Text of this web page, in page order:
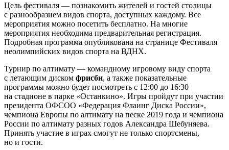
Цель фестиваля — познакомить жителей и гостей столицы
с разнообразием видов спорта, доступных каждому. Все
мероприятия можно посетить бесплатно. На многие
мероприятия необходима предварительная регистрация.
Подробная программа опубликована на странице Фестиваля
неолимпийских видов спорта на ВДНХ.
Турнир по алтимату — командному игровому виду спорта
с летающим диском фрисби, а также показательные
программы можно будет посмотреть с 12:00 до 16:30
на стадионе в парке «Останкино». Игры пройдут при участии
президента ОФСОО «Федерация Флаинг Диска России»,
чемпиона Европы по алтимату на песке 2019 года и чемпиона
России по алтимату разных годов Александра Шебуняева.
Принять участие в играх смогут не только спортсмены,
но и гости.